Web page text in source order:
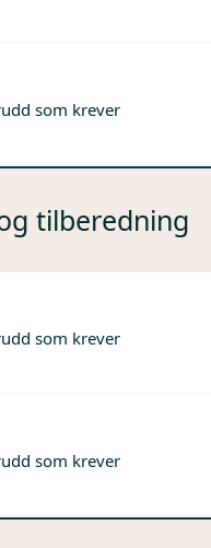
som krever
tilberedning
som krever
som krever